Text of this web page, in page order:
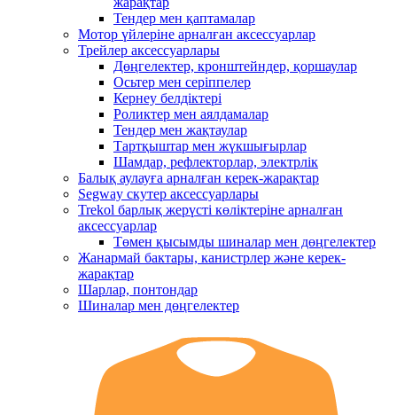
Тендер мен қаптамалар
Мотор үйлеріне арналған аксессуарлар
Трейлер аксессуарлары
Дөңгелектер, кронштейндер, қоршаулар
Осьтер мен серіппелер
Кернеу белдіктері
Роликтер мен аялдамалар
Тендер мен жақтаулар
Тартқыштар мен жүкшығырлар
Шамдар, рефлекторлар, электрлік
Балық аулауға арналған керек-жарақтар
Segway скутер аксессуарлары
Trekol барлық жерүсті көліктеріне арналған
аксессуарлар
Төмен қысымды шиналар мен дөңгелектер
Жанармай бактары, канистрлер және керек-
жарақтар
Шарлар, понтондар
Шиналар мен дөңгелектер